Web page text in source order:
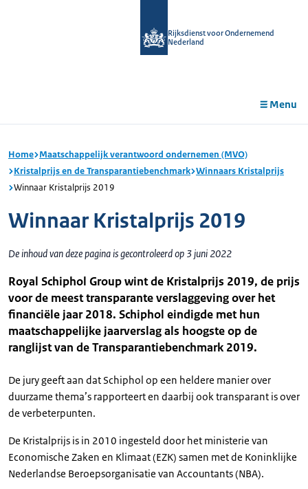
Rijksdienst voor Ondernemend
Nederland
Menu
Home Maatschappelijk verantwoord ondernemen (MVO)
Kristalprijs en de Transparantiebenchmark Winnaars Kristalprijs
Winnaar Kristalprijs 2019
Winnaar Kristalprijs 2019
De inhoud van deze pagina is gecontroleerd op 3 juni 2022
Royal Schiphol Group wint de Kristalprijs 2019, de prijs
voor de meest transparante verslaggeving over het
financiële jaar 2018. Schiphol eindigde met hun
maatschappelijke jaarverslag als hoogste op de
ranglijst van de Transparantiebenchmark 2019.
De jury geeft aan dat Schiphol op een heldere manier over
duurzame thema’s rapporteert en daarbij ook transparant is over
de verbeterpunten.
De Kristalprijs is in 2010 ingesteld door het ministerie van
Economische Zaken en Klimaat (EZK) samen met de Koninklijke
Nederlandse Beroepsorganisatie van Accountants (NBA).